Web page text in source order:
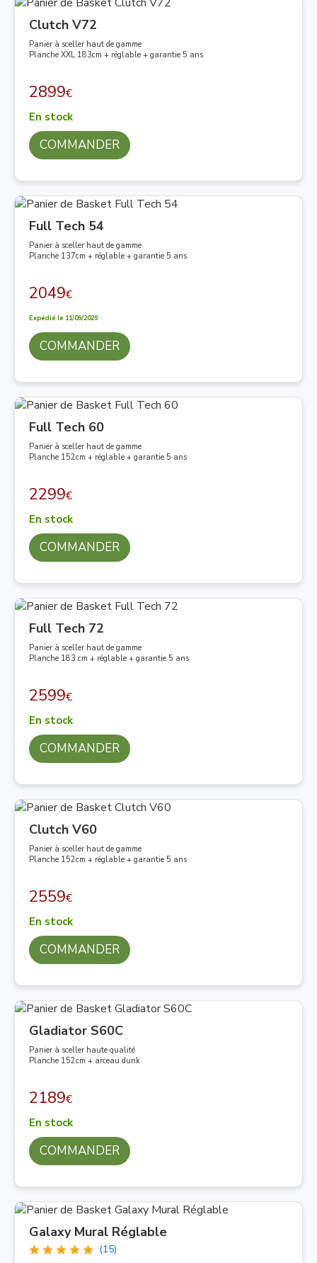
Clutch V72
Panier à sceller haut de gamme
Planche XXL 183cm + réglable + garantie 5 ans
2899€
En stock
COMMANDER
Full Tech 54
Panier à sceller haut de gamme
Planche 137cm + réglable + garantie 5 ans
2049€
Expédié le 11/09/2026
COMMANDER
Full Tech 60
Panier à sceller haut de gamme
Planche 152cm + réglable + garantie 5 ans
2299€
En stock
COMMANDER
Full Tech 72
Panier à sceller haut de gamme
Planche 183 cm + réglable + garantie 5 ans
2599€
En stock
COMMANDER
Clutch V60
Panier à sceller haut de gamme
Planche 152cm + réglable + garantie 5 ans
2559€
En stock
COMMANDER
Gladiator S60C
Panier à sceller haute qualité
Planche 152cm + arceau dunk
2189€
En stock
COMMANDER
Galaxy Mural Réglable
(15)